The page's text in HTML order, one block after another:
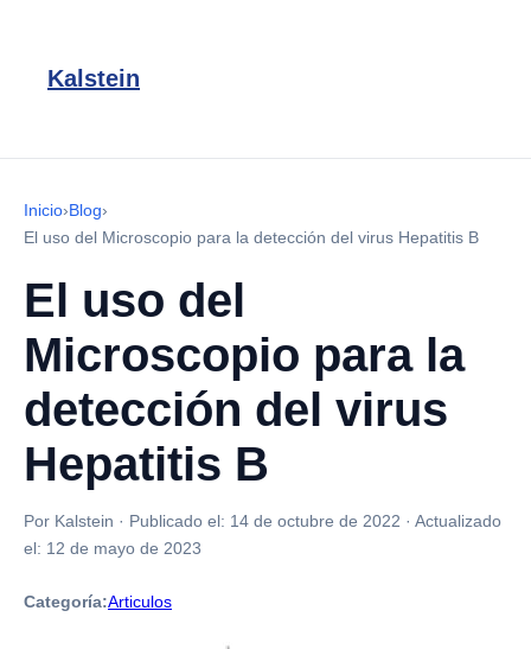
Kalstein
Inicio›Blog›
El uso del Microscopio para la detección del virus Hepatitis B
El uso del
Microscopio para la
detección del virus
Hepatitis B
Por Kalstein · Publicado el: 14 de octubre de 2022 · Actualizado
el: 12 de mayo de 2023
Categoría:Articulos